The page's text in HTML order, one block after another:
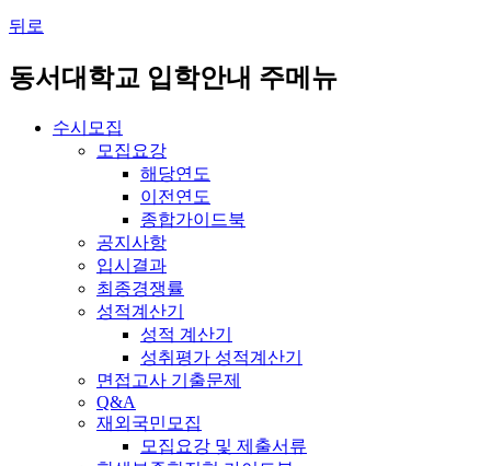
뒤로
동서대학교 입학안내 주메뉴
수시모집
모집요강
해당연도
이전연도
종합가이드북
공지사항
입시결과
최종경쟁률
성적계산기
성적 계산기
성취평가 성적계산기
면접고사 기출문제
Q&A
재외국민모집
모집요강 및 제출서류